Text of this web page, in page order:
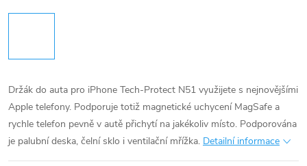
Držák do auta pro iPhone Tech-Protect N51 využijete s nejnovějšími
Apple telefony. Podporuje totiž magnetické uchycení MagSafe a
rychle telefon pevně v autě přichytí na jakékoliv místo. Podporována
je palubní deska, čelní sklo i ventilační mřížka. Detailní informace